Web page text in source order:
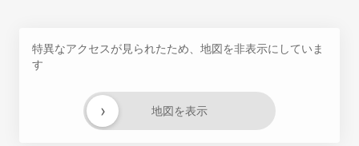
特異なアクセスが見られたため、地図を非表示にしていま
す
地図を表示
›